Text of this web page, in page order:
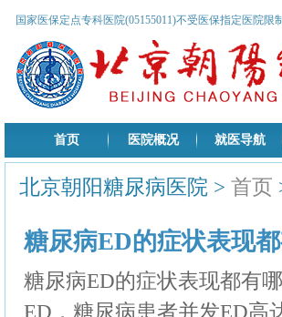
国家医保定点专科医院(05155011)不受医保指定医院限制
首页 医院概况 就医导航
北京朝阳糖尿病医院 > 首页
糖尿病ED的症状表现
糖尿病ED的症状表现都有
ED，糖尿病患者并发ED高